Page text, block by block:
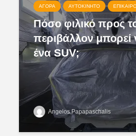
ΑΓΟΡΆ ΑΥΤΟΚΊΝΗΤΟ
Πόσο φιλικό προς
περιβάλλον μπορεί
ένα SUV;
Angelos Papapaschalis